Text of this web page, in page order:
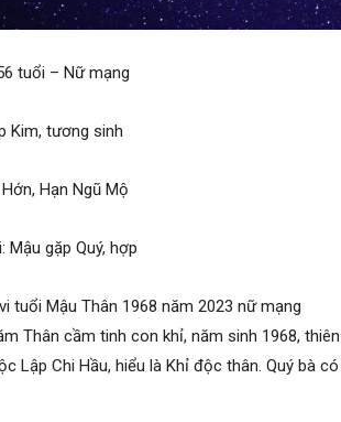
tuổi – Nữ mạng
Kim, tương sinh
Hạn Ngũ Mộ
Mậu gặp Quý, hợp
tuổi Mậu Thân 1968 năm 2023 nữ mạng
Thân cầm tinh con khỉ, năm sinh 1968,
Lập Chi Hầu, hiểu là Khỉ độc thân. Quý bà